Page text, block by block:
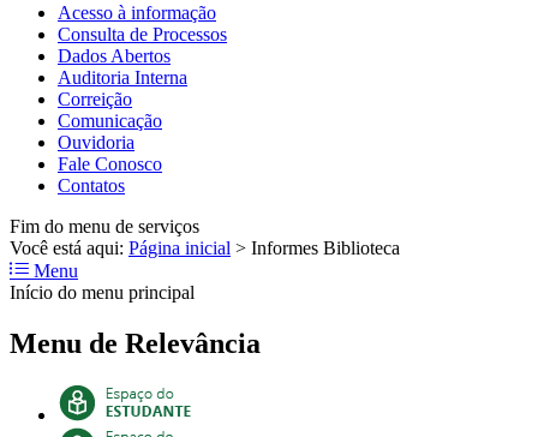
Acesso à informação
Consulta de Processos
Dados Abertos
Auditoria Interna
Correição
Comunicação
Ouvidoria
Fale Conosco
Contatos
Fim do menu de serviços
Você está aqui: Página inicial > Informes Biblioteca
Menu
Início do menu principal
Menu de Relevância